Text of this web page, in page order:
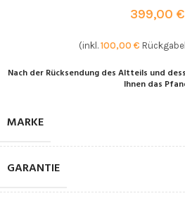
399,00 €
(inkl. 100,00 €
Nach der Rücksendung des Altteils und
Ihnen das
MARKE
GARANTIE